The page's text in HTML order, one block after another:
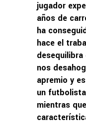
jugador
años de
ha
hace el
nos
apremio y
un
mientras